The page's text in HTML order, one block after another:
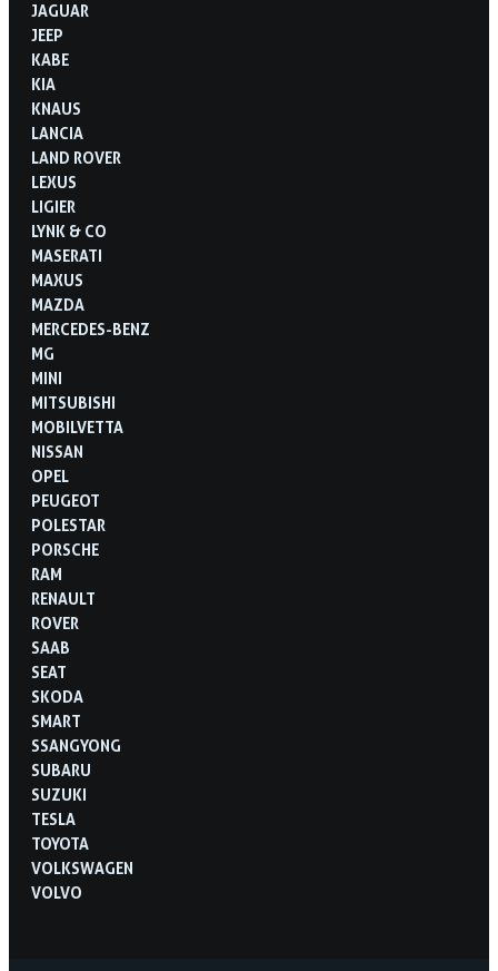
JAGUAR
JEEP
KABE
KIA
KNAUS
LANCIA
LAND ROVER
LEXUS
LIGIER
LYNK & CO
MASERATI
MAXUS
MAZDA
MERCEDES-BENZ
MG
MINI
MITSUBISHI
MOBILVETTA
NISSAN
OPEL
PEUGEOT
POLESTAR
PORSCHE
RAM
RENAULT
ROVER
SAAB
SEAT
SKODA
SMART
SSANGYONG
SUBARU
SUZUKI
TESLA
TOYOTA
VOLKSWAGEN
VOLVO